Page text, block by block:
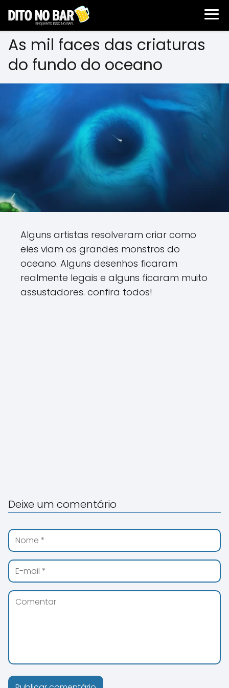
As mil faces das criaturas
do fundo do oceano
Alguns artistas resolveram criar como
eles viam os grandes monstros do
oceano. Alguns desenhos ficaram
realmente legais e alguns ficaram muito
assustadores. confira todos!
Deixe um comentário